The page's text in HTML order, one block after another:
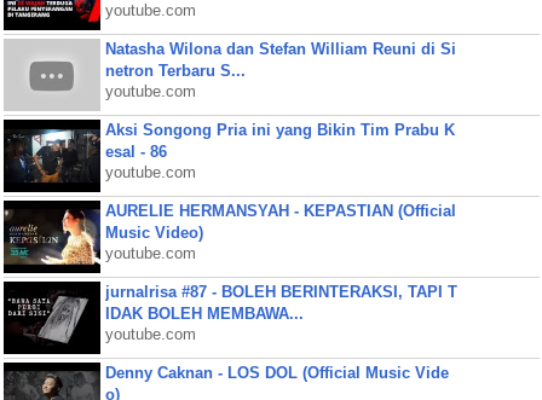
youtube.com
Natasha Wilona dan Stefan William Reuni di Si
netron Terbaru S...
youtube.com
Aksi Songong Pria ini yang Bikin Tim Prabu K
esal - 86
youtube.com
AURELIE HERMANSYAH - KEPASTIAN (Official
Music Video)
youtube.com
jurnalrisa #87 - BOLEH BERINTERAKSI, TAPI T
IDAK BOLEH MEMBAWA...
youtube.com
Denny Caknan - LOS DOL (Official Music Vide
o)